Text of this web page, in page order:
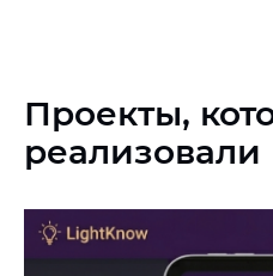
Проекты,
реализовали